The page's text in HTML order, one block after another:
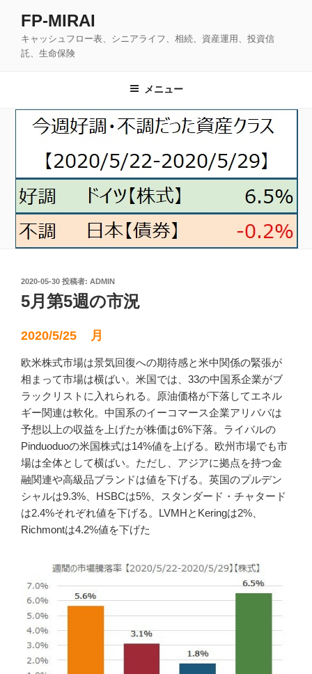
FP-MIRAI
キャッシュフロー表、シニアライフ、相続、資産運用、投資信
託、生命保険
メニュー
投
稿
日:
2020-05-30 投稿者: ADMIN
5月第5週の市況
2020/5/25 月
欧米株式市場は景気回復への期待感と米中関係の緊張が
相まって市場は横ばい。米国では、33の中国系企業がブ
ラックリストに入れられる。原油価格が下落してエネル
ギー関連は軟化。中国系のイーコマース企業アリババは
予想以上の収益を上げたが株価は6%下落。ライバルの
Pinduoduoの米国株式は14%値を上げる。欧州市場でも市
場は全体として横ばい。ただし、アジアに拠点を持つ金
融関連や高級品ブランドは値を下げる。英国のプルデン
シャルは9.3%、HSBCは5%、スタンダード・チャタード
は2.4%それぞれ値を下げる。LVMHとKeringは2%、
Richmontは4.2%値を下げた